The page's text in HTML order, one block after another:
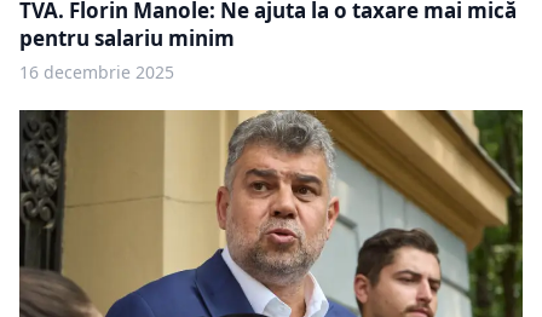
TVA. Florin Manole: Ne ajuta la o taxare mai mică
pentru salariu minim
16 decembrie 2025